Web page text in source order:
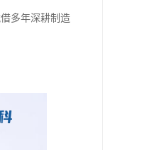
多年深耕制造